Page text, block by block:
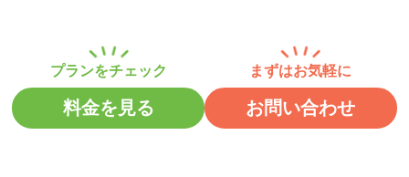
料金を見る お問い合わせ